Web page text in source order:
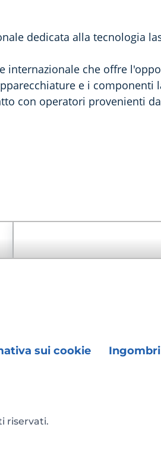
dedicata alla tecnologia
internazionale che offre
e i componenti
con operatori provenienti
sui cookie Ingombri
riservati.